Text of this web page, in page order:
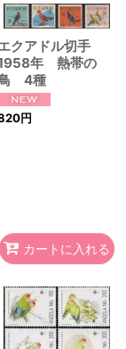
クアドル切手
年 熱帯の
4種
円
カートに入れる